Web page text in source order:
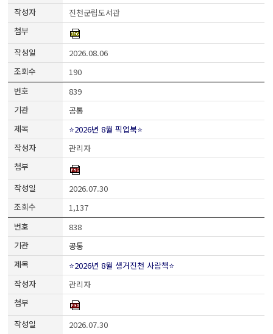
진천군립도서관
2026.08.06
190
839
공통
⭐2026년 8월 픽업북⭐
관리자
2026.07.30
1,137
838
공통
⭐2026년 8월 생거진천 사람책⭐
관리자
2026.07.30